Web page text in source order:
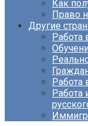
Как
Право
Другие
Работа
Работа
Работа